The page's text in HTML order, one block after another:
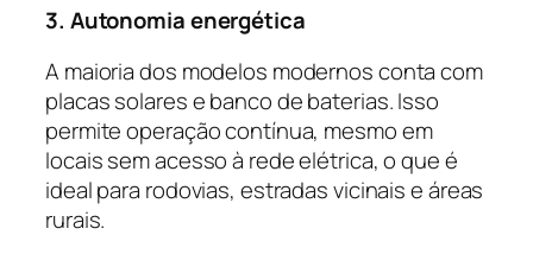
3. Autonomia energética
A maioria dos modelos modernos conta com
placas solares e banco de baterias. Isso
permite operação contínua, mesmo em
locais sem acesso à rede elétrica, o que é
ideal para rodovias, estradas vicinais e áreas
rurais.